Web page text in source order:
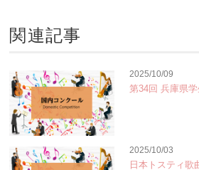
関連記事
2025/10/09
第34回 兵庫県
2025/10/03
日本トスティ歌